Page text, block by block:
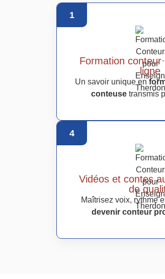
1
Formation
ligne
Un savoir unique en
conteusetransmis
4
Vidéos et contes
de
Maîtrisez voix, rythme
devenir conteur